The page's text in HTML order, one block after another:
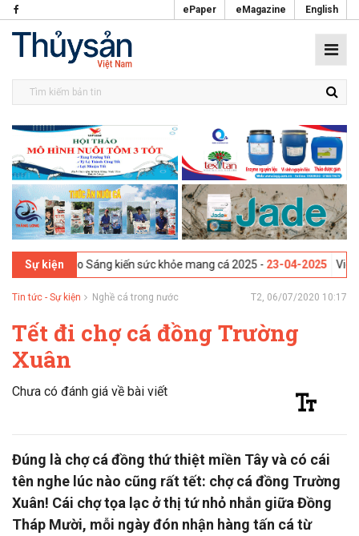
ePaper eMagazine English
Sự kiện
- Hội thảo Sáng kiến sức khỏe mang cá 2025 -23-04-2025 Vigo,
Tin tức - Sự kiện Nghề cá trong nước T2, 06/07/2020 10:17
Tết đi chợ cá đồng Trường
Xuân
Chưa có đánh giá về bài viết
Đúng là chợ cá đồng thứ thiệt miền Tây và có cái
tên nghe lúc nào cũng rất tết: chợ cá đồng Trường
Xuân! Cái chợ tọa lạc ở thị tứ nhỏ nhắn giữa Đồng
Tháp Mười, mỗi ngày đón nhận hàng tấn cá từ